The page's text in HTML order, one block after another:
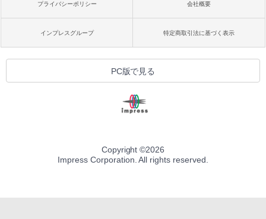
プライバシーポリシー 会社概要
インプレスグループ 特定商取引法に基づく表示
PC版で見る
Copyright ©2026
Impress Corporation. All rights reserved.